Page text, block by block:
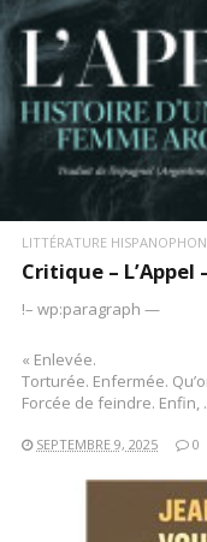
LITTÉRATURE
Critique – L’Appel
!– wp:paragraph —
« Enlevée.
Torturée. Enfermée.
Forcée de feindre.
SEPTEMBRE 9, 2025 0